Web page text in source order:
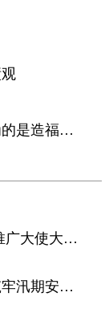
共产党人干事业、创政绩，为的是造福人民
倒计时 同仁堂杯中医药文化推广大使大赛30强会师西普会
同仁堂集团各单位众志成城筑牢汛期安全防线